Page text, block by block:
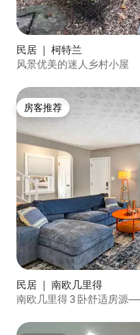
民居 ｜ 柯特兰
风景优美的迷人乡村小屋
房客推荐
房客推荐
民居 ｜ 南欧几里得
南欧几里得 3 卧舒适房源